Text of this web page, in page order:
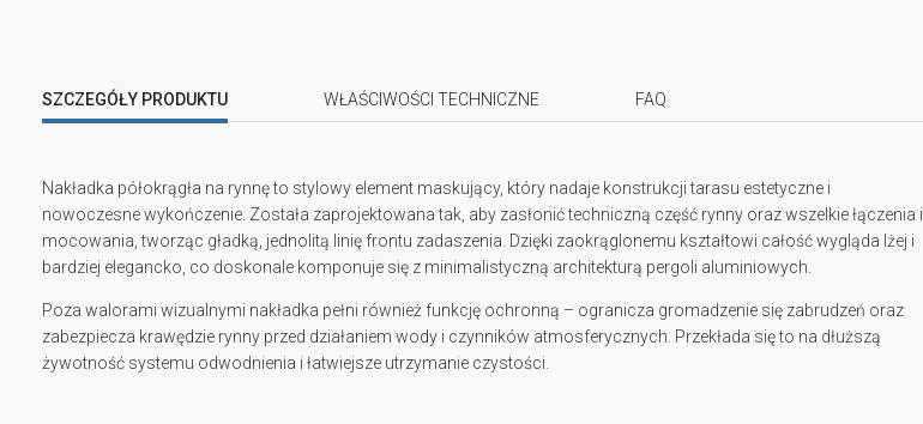
SZCZEGÓŁY PRODUKTU WŁAŚCIWOŚCI TECHNICZNE FAQ
Nakładka półokrągła na rynnę to stylowy element maskujący, który nadaje konstrukcji tarasu estetyczne i
nowoczesne wykończenie. Została zaprojektowana tak, aby zasłonić techniczną część rynny oraz wszelkie łączenia i
mocowania, tworząc gładką, jednolitą linię frontu zadaszenia. Dzięki zaokrąglonemu kształtowi całość wygląda lżej i
bardziej elegancko, co doskonale komponuje się z minimalistyczną architekturą pergoli aluminiowych.
Poza walorami wizualnymi nakładka pełni również funkcję ochronną – ogranicza gromadzenie się zabrudzeń oraz
zabezpiecza krawędzie rynny przed działaniem wody i czynników atmosferycznych. Przekłada się to na dłuższą
żywotność systemu odwodnienia i łatwiejsze utrzymanie czystości.